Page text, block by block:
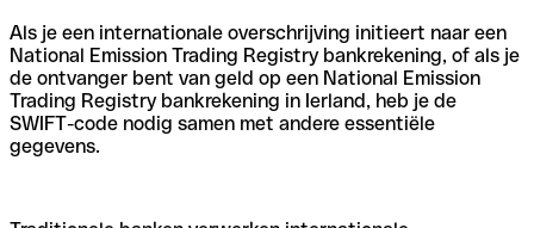
Als je een internationale overschrijving initieert naar een
National Emission Trading Registry bankrekening, of als je
de ontvanger bent van geld op een National Emission
Trading Registry bankrekening in Ierland, heb je de
SWIFT-code nodig samen met andere essentiële
gegevens.